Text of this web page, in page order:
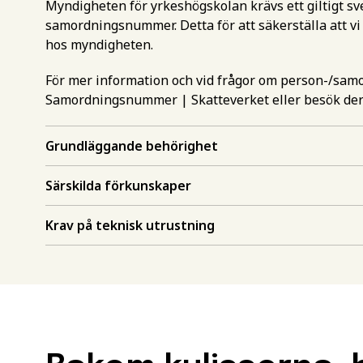
Myndigheten för yrkeshögskolan krävs ett giltigt
samordningsnummer. Detta för att säkerställa att
hos myndigheten.
För mer information och vid frågor om person-/
Samordningsnummer | Skatteverketeller besök
Grundläggande behörighet
Särskilda förkunskaper
Krav på teknisk utrustning
Välj det
Gör en
mer